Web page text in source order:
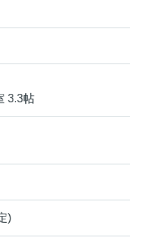
3.3帖
)